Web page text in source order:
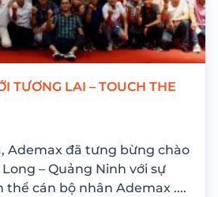
TƯƠNG LAI – TOUCH THE
Ademax đã tưng bừng chào
– Quảng Ninh với sự
cán bộ nhân Ademax ....